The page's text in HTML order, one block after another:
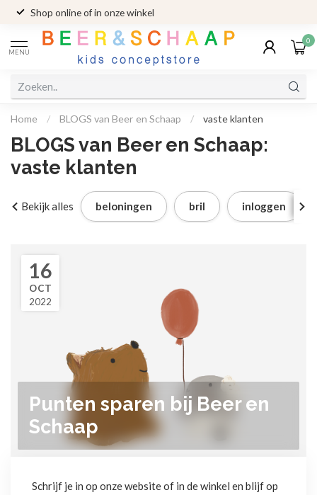
Shop online of in onze winkel
MENU
0
Home / BLOGS van Beer en Schaap / vaste klanten
BLOGS van Beer en Schaap:
vaste klanten
Bekijk alles beloningen bril inloggen
16
OCT
2022
Punten sparen bij Beer en
Schaap
Schrijf je in op onze website of in de winkel en blijf op